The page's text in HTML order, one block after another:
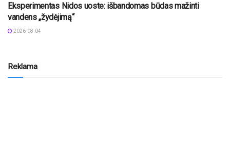
Eksperimentas Nidos uoste: išbandomas būdas mažinti
vandens „žydėjimą“
2026-08-04
Reklama